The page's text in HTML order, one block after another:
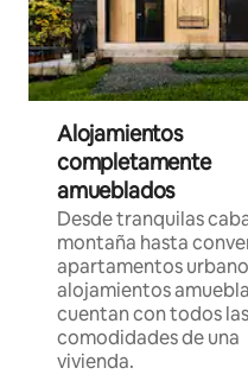
Alojamientos
completamente
amueblados
Desde tranquilas
montaña hasta
apartamentos
alojamientos
cuentan con todos las
comodidades de una
vivienda.